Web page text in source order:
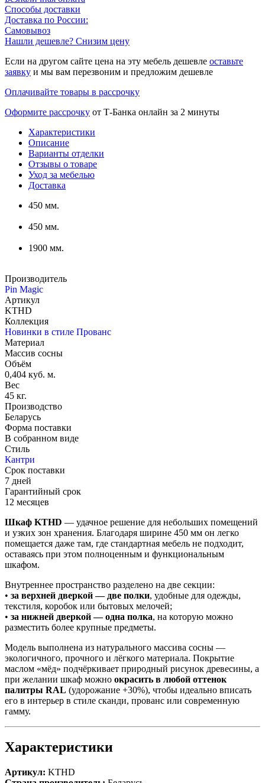
Способы доставки
Доставка по России:
Самовывоз
Нашли дешевле? Снизим цену
Если на другом сайте цена на эту мебель дешевле оставьте
заявку и мы вам перезвоним и предложим дешевле
Оплачивайте товары в рассрочку
Оформите рассрочку от Т-Банка онлайн за 2 минуты
Характеристики
Описание
Варианты отделки
Отзывы о товаре
Уход за мебелью
Доставка
450 мм.
450 мм.
1900 мм.
Производитель
Pin Magic
Артикул
KTHD
Коллекция
Новинки в стиле Прованс
Материал
Массив сосны
Объём
0,404 куб. м.
Вес
45 кг.
Производство
Беларусь
Форма поставки
В собранном виде
Стиль
Кантри
Срок поставки
7 дней
Гарантийный срок
12 месяцев
Шкаф KTHD — удачное решение для небольших помещений
и узких зон хранения. Благодаря ширине 450 мм он легко
помещается даже там, где стандартная мебель не подходит,
оставаясь при этом полноценным и функциональным
шкафом.
Внутреннее пространство разделено на две секции:
• за верхней дверкой — две полки, удобные для одежды,
текстиля, коробок или бытовых мелочей;
• за нижней дверкой — одна полка, на которую можно
разместить более крупные предметы.
Модель выполнена из натурального массива сосны —
экологичного, прочного и лёгкого материала. Покрытие
маслом «мёд» подчёркивает природный рисунок древесины, а
при желании шкаф можно окрасить в любой оттенок
палитры RAL (удорожание +30%), чтобы идеально вписать
его в интерьер в стиле сканди, прованс или современную
гамму.
Характеристики
Артикул: KTHD